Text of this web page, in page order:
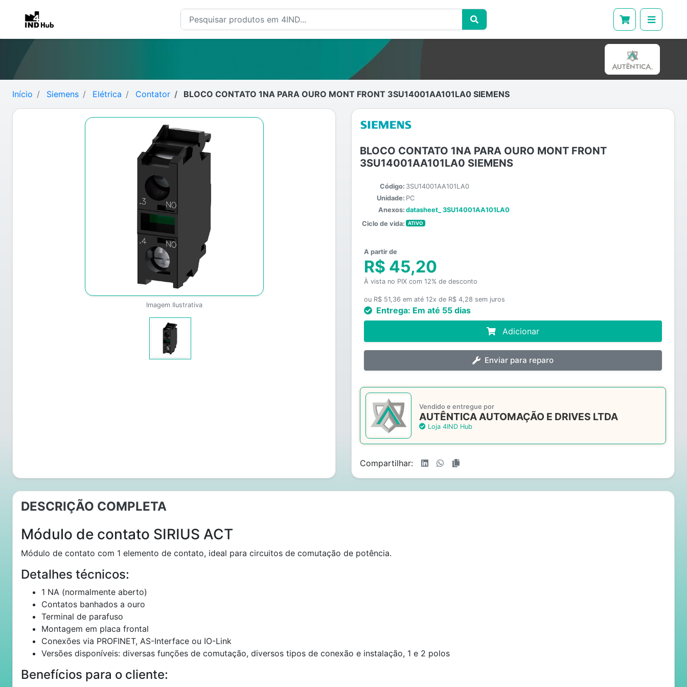
Início Siemens Elétrica Contator BLOCO CONTATO 1NA PARA OURO MONT FRONT 3SU14001AA101LA0 SIEMENS
Imagem Ilustrativa
BLOCO CONTATO 1NA PARA OURO MONT FRONT
3SU14001AA101LA0 SIEMENS
Código: 3SU14001AA101LA0
Unidade: PC
Anexos: datasheet_ 3SU14001AA101LA0
Ciclo de vida:
ATIVO
A partir de
R$ 45,20
À vista no PIX com 12% de desconto
ou R$ 51,36 em até 12x de R$ 4,28 sem juros
Entrega: Em até 55 dias
Adicionar
Enviar para reparo
Vendido e entregue por
AUTÊNTICA AUTOMAÇÃO E DRIVES LTDA
Loja 4IND Hub
Compartilhar:
DESCRIÇÃO COMPLETA
Módulo de contato SIRIUS ACT
Módulo de contato com 1 elemento de contato, ideal para circuitos de comutação de potência.
Detalhes técnicos:
1 NA (normalmente aberto)
Contatos banhados a ouro
Terminal de parafuso
Montagem em placa frontal
Conexões via PROFINET, AS-Interface ou IO-Link
Versões disponíveis: diversas funções de comutação, diversos tipos de conexão e instalação, 1 e 2 polos
Benefícios para o cliente: